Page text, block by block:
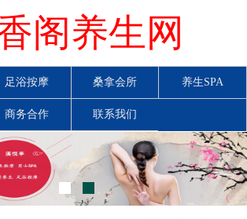
阁养生网
足浴按摩 桑拿会所 养生SPA
商务合作 联系我们